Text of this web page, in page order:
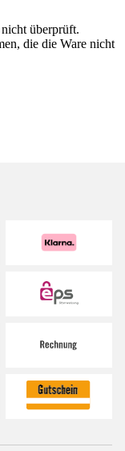
überprüft.
die die Ware nicht